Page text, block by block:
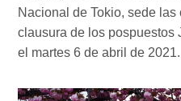
Nacional de Tokio, sede
clausura de los pospuestos
el martes 6 de abril de